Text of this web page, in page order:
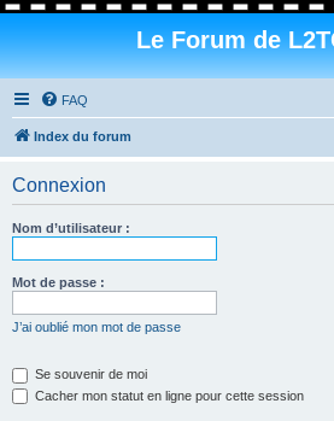
Le Forum de
FAQ
Index du forum
Connexion
Nom d’utilisateur :
Mot de passe :
J’ai oublié mon mot de passe
Se souvenir de moi
Cacher mon statut en ligne pour cette session